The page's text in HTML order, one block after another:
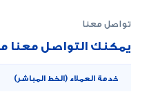
تواصل معنا
يمكنك التواصل معنا
خدمة العملاء (الخط المباشر)